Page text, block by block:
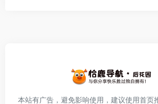
本站有广告，避免影响使用，建议使用首页